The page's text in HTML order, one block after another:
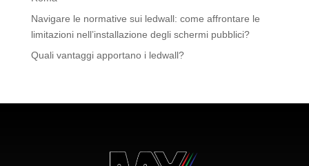
Navigare le normative sui ledwall: come affrontare le
limitazioni nell’installazione degli schermi pubblici?
Quali vantaggi apportano i ledwall?